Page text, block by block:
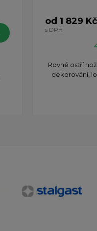
od 1 829 Kč
s DPH
Rovné ostří
dekorování,